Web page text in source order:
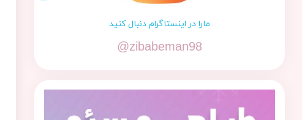
مارا در اینستاگرام دنبال کنید
@zibabeman98